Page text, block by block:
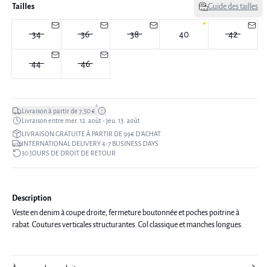
Tailles Guide des tailles
34 36 38 40 42
44 46
Livraison à partir de 7,50 €*
Livraison entre mer. 12. août - jeu. 13. août
LIVRAISON GRATUITE À PARTIR DE 99€ D’ACHAT.
INTERNATIONAL DELIVERY 4-7 BUSINESS DAYS
30 JOURS DE DROIT DE RETOUR
Description
Veste en denim à coupe droite, fermeture boutonnée et poches poitrine à
rabat. Coutures verticales structurantes. Col classique et manches longues.